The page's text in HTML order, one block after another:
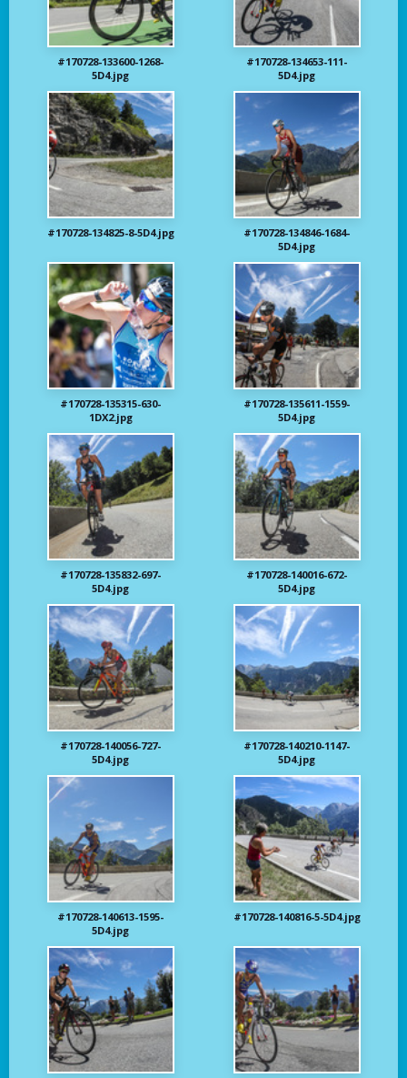
#170728-133600-1268-
5D4.jpg
#170728-134653-111-
5D4.jpg
#170728-134825-8-5D4.jpg
#170728-134846-1684-
5D4.jpg
#170728-135315-630-
1DX2.jpg
#170728-135611-1559-
5D4.jpg
#170728-135832-697-
5D4.jpg
#170728-140016-672-
5D4.jpg
#170728-140056-727-
5D4.jpg
#170728-140210-1147-
5D4.jpg
#170728-140613-1595-
5D4.jpg
#170728-140816-5-5D4.jpg